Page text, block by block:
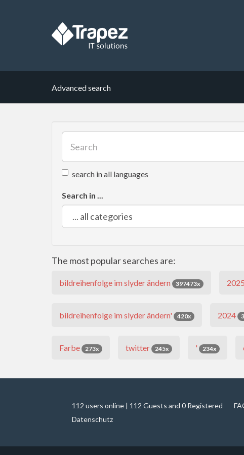
Advanced search
search in all languages
Search in ...
The most popular searches are:
bildreihenfolge im slyder ändern 397473x 2025
bildreihenfolge im slyder ändern' 420x 2024
Farbe 273x twitter 245x ' 234x
112 users online | 112 Guests and 0 Registered
Datenschutz